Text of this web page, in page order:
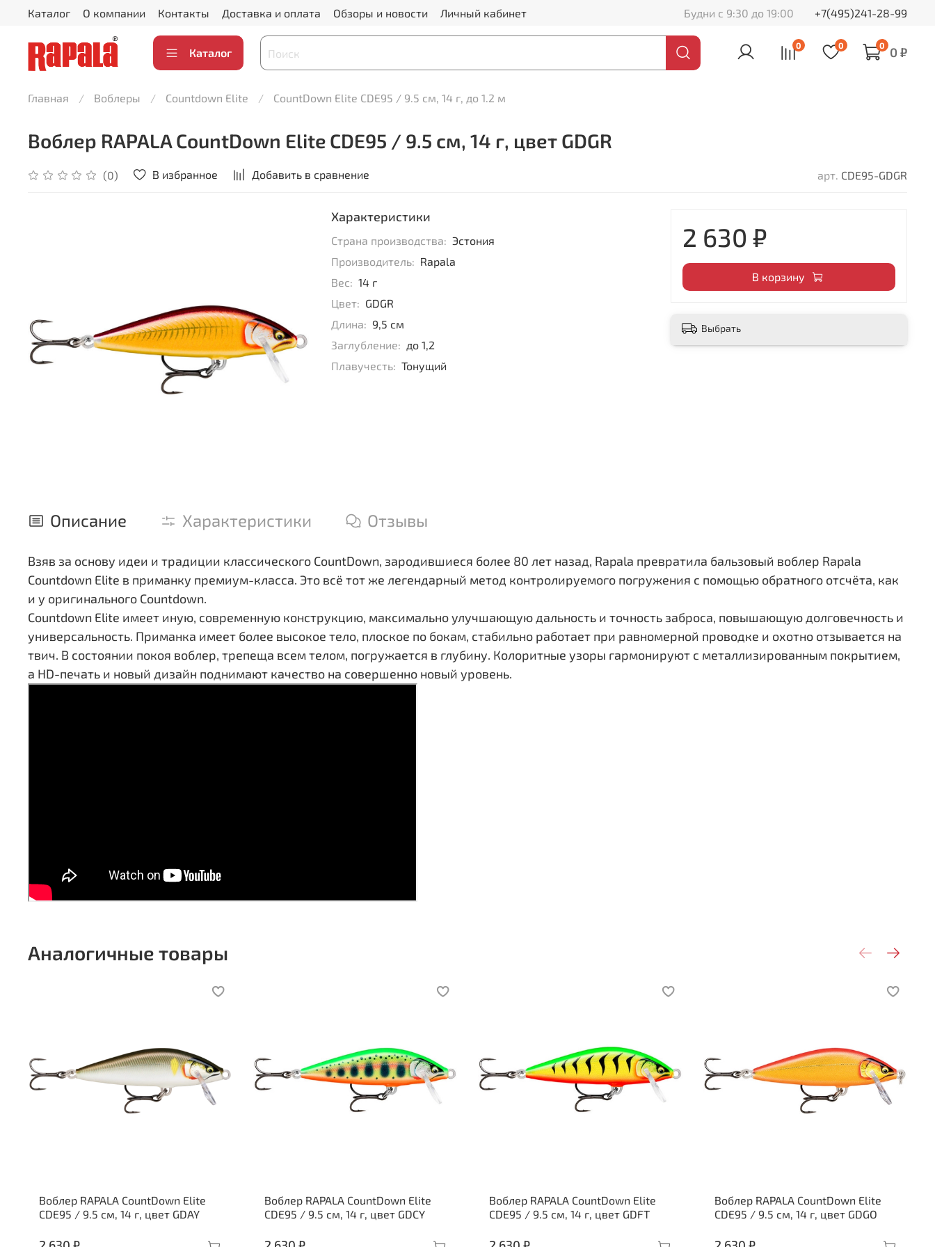
Каталог О компании Контакты Доставка и оплата Обзоры и новости Личный кабинет Будни с 9:30 до 19:00 +7(495)241-28-99
Каталог
0 0 0 0 ₽
Главная Воблеры Countdown Elite CountDown Elite CDE95 / 9.5 см, 14 г, до 1.2 м
Воблер RAPALA CountDown Elite CDE95 / 9.5 см, 14 г, цвет GDGR
(0) В избранное Добавить в сравнение арт. CDE95-GDGR
Характеристики
Страна производства: Эстония
Производитель: Rapala
Вес: 14 г
Цвет: GDGR
Длина: 9,5 см
Заглубление: до 1,2
Плавучесть: Тонущий
2 630 ₽
В корзину
Выбрать
Описание Характеристики Отзывы
Взяв за основу идеи и традиции классического CountDown, зародившиеся более 80 лет назад, Rapala превратила бальзовый воблер Rapala
Countdown Elite в приманку премиум-класса. Это всё тот же легендарный метод контролируемого погружения с помощью обратного отсчёта, как
и у оригинального Countdown.
Countdown Elite имеет иную, современную конструкцию, максимально улучшающую дальность и точность заброса, повышающую долговечность и
универсальность. Приманка имеет более высокое тело, плоское по бокам, стабильно работает при равномерной проводке и охотно отзывается на
твич. В состоянии покоя воблер, трепеща всем телом, погружается в глубину. Колоритные узоры гармонируют с металлизированным покрытием,
а HD-печать и новый дизайн поднимают качество на совершенно новый уровень.
Аналогичные товары
Воблер RAPALA CountDown Elite
CDE95 / 9.5 см, 14 г, цвет GDAY
Воблер RAPALA CountDown Elite
CDE95 / 9.5 см, 14 г, цвет GDCY
Воблер RAPALA CountDown Elite
CDE95 / 9.5 см, 14 г, цвет GDFT
Воблер RAPALA CountDown Elite
CDE95 / 9.5 см, 14 г, цвет GDGO